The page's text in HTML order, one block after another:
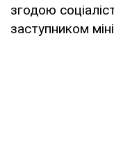
згодою
заступником